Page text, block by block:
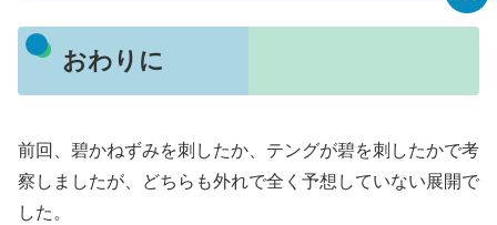
おわりに
前回、碧かねずみを刺したか、テングが碧を刺したかで考
察しましたが、どちらも外れで全く予想していない展開で
した。